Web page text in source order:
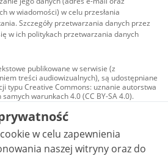
w wiadomości) w celu przesłania
Szczegóły przetwarzania danych przez
w ich politykach przetwarzania danych
publikowane w serwisie (z
treści audiowizualnych), są udostępniane
typu Creative Commons: uznanie autorstwa
samych warunkach 4.0 (CC BY-SA 4.0).
audiowizualne, w tym zdjęcia, materiały
są udostępniane na licencji typu
Commons: uznanie autorstwa użycie
- bez utworów zależnych 4.0 (CC BY-
o ile nie jest to stwierdzone inaczej.
w celu zapewnienia
naszej witryny oraz do